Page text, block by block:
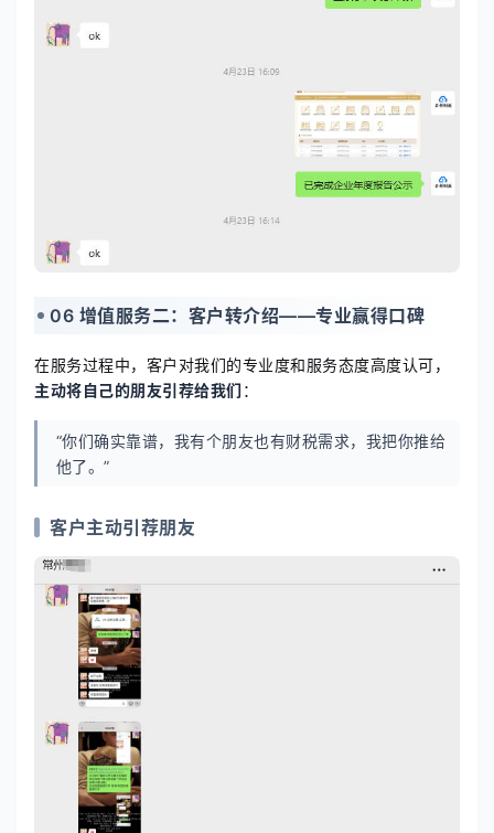
06 增值服务二：客户转介绍——专业赢得口碑
在服务过程中，客户对我们的专业度和服务态度高度认可，
主动将自己的朋友引荐给我们 ：
“你们确实靠谱，我有个朋友也有财税需求，我把你推给
他了。”
客户主动引荐朋友